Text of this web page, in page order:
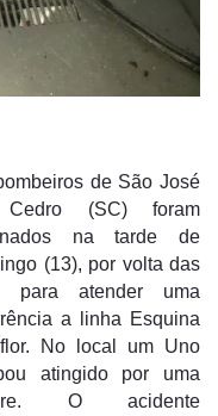
de São José
(SC) foram
na tarde de
(13), por volta das
para atender uma
a linha Esquina
No local um Uno
atingido por uma
O acidente